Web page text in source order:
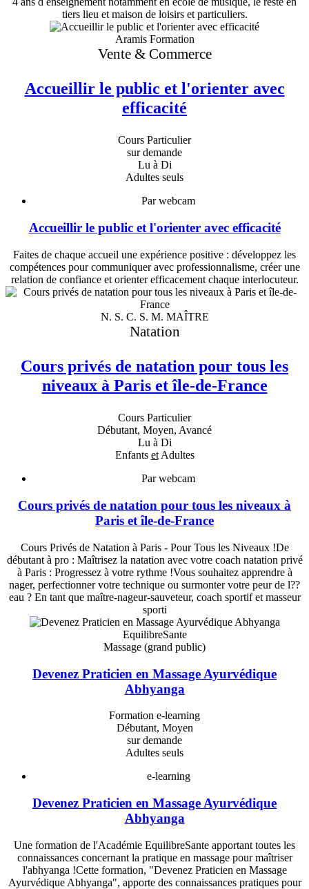
tiers lieu et maison de loisirs et particuliers.
Aramis Formation
Vente & Commerce
Accueillir le public et l'orienter avec
efficacité
Cours Particulier
sur demande
Lu à Di
Adultes seuls
Par webcam
Accueillir le public et l'orienter avec efficacité
Faites de chaque accueil une expérience positive : développez les
compétences pour communiquer avec professionnalisme, créer une
relation de confiance et orienter efficacement chaque interlocuteur.
N. S. C. S. M. MAÎTRE
Natation
Cours privés de natation pour tous les
niveaux à Paris et île-de-France
Cours Particulier
Débutant, Moyen, Avancé
Lu à Di
Enfants etAdultes
Par webcam
Cours privés de natation pour tous les niveaux à
Paris et île-de-France
Cours Privés de Natation à Paris - Pour Tous les Niveaux !De
débutant à pro : Maîtrisez la natation avec votre coach natation privé
à Paris : Progressez à votre rythme !Vous souhaitez apprendre à
nager, perfectionner votre technique ou surmonter votre peur de l??
eau ? En tant que maître-nageur-sauveteur, coach sportif et masseur
sporti
EquilibreSante
Massage (grand public)
Devenez Praticien en Massage Ayurvédique
Abhyanga
Formation e-learning
Débutant, Moyen
sur demande
Adultes seuls
e-learning
Devenez Praticien en Massage Ayurvédique
Abhyanga
Une formation de l'Académie EquilibreSante apportant toutes les
connaissances concernant la pratique en massage pour maîtriser
l'abhyanga !Cette formation, "Devenez Praticien en Massage
Ayurvédique Abhyanga", apporte des connaissances pratiques pour